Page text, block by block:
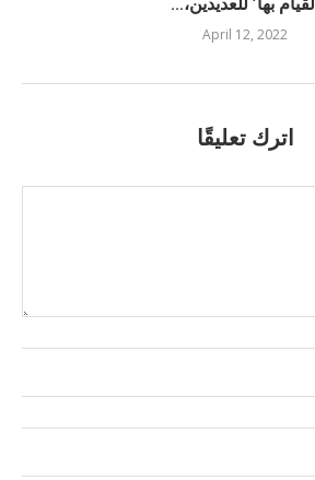
April 12, 2022
اترك تعليقًا